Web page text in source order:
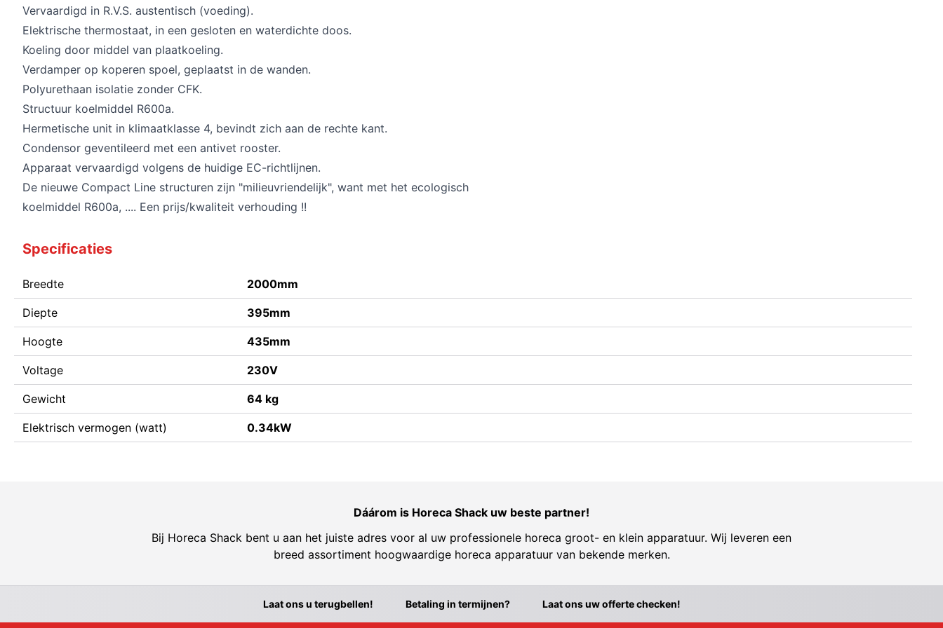
Vervaardigd in R.V.S. austentisch (voeding).
Elektrische thermostaat, in een gesloten en waterdichte doos.
Koeling door middel van plaatkoeling.
Verdamper op koperen spoel, geplaatst in de wanden.
Polyurethaan isolatie zonder CFK.
Structuur koelmiddel R600a.
Hermetische unit in klimaatklasse 4, bevindt zich aan de rechte kant.
Condensor geventileerd met een antivet rooster.
Apparaat vervaardigd volgens de huidige EC-richtlijnen.
De nieuwe Compact Line structuren zijn "milieuvriendelijk", want met het ecologisch
koelmiddel R600a, .... Een prijs/kwaliteit verhouding !!
Specificaties
Breedte 2000mm
Diepte 395mm
Hoogte 435mm
Voltage 230V
Gewicht 64 kg
Elektrisch vermogen (watt) 0.34kW
Dáárom is Horeca Shack uw beste partner!
Bij Horeca Shack bent u aan het juiste adres voor al uw professionele horeca groot- en klein apparatuur. Wij leveren een
breed assortiment hoogwaardige horeca apparatuur van bekende merken.
Laat ons u terugbellen! Betaling in termijnen? Laat ons uw offerte checken!